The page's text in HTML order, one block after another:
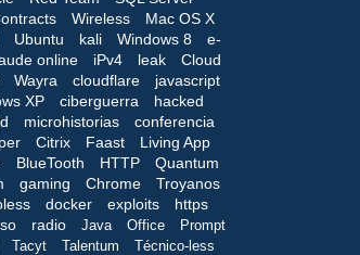
Wireless
Mac OS X
Ubuntu kali Windows 8
e-
online iPv4 leak
Cloud
Wayra cloudflare
javascript
XP
ciberguerra
hacked
microhistorias
conferencia
Citrix Faast
Living App
BlueTooth HTTP
Quantum
gaming Chrome
Troyanos
docker exploits
https
radio Java Office
Prompt
Tacyt Talentum
Técnico-less